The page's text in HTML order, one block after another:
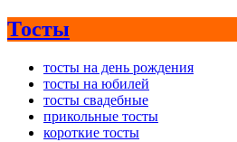
Тосты
тосты на день рождения
тосты на юбилей
тосты свадебные
прикольные тосты
короткие тосты